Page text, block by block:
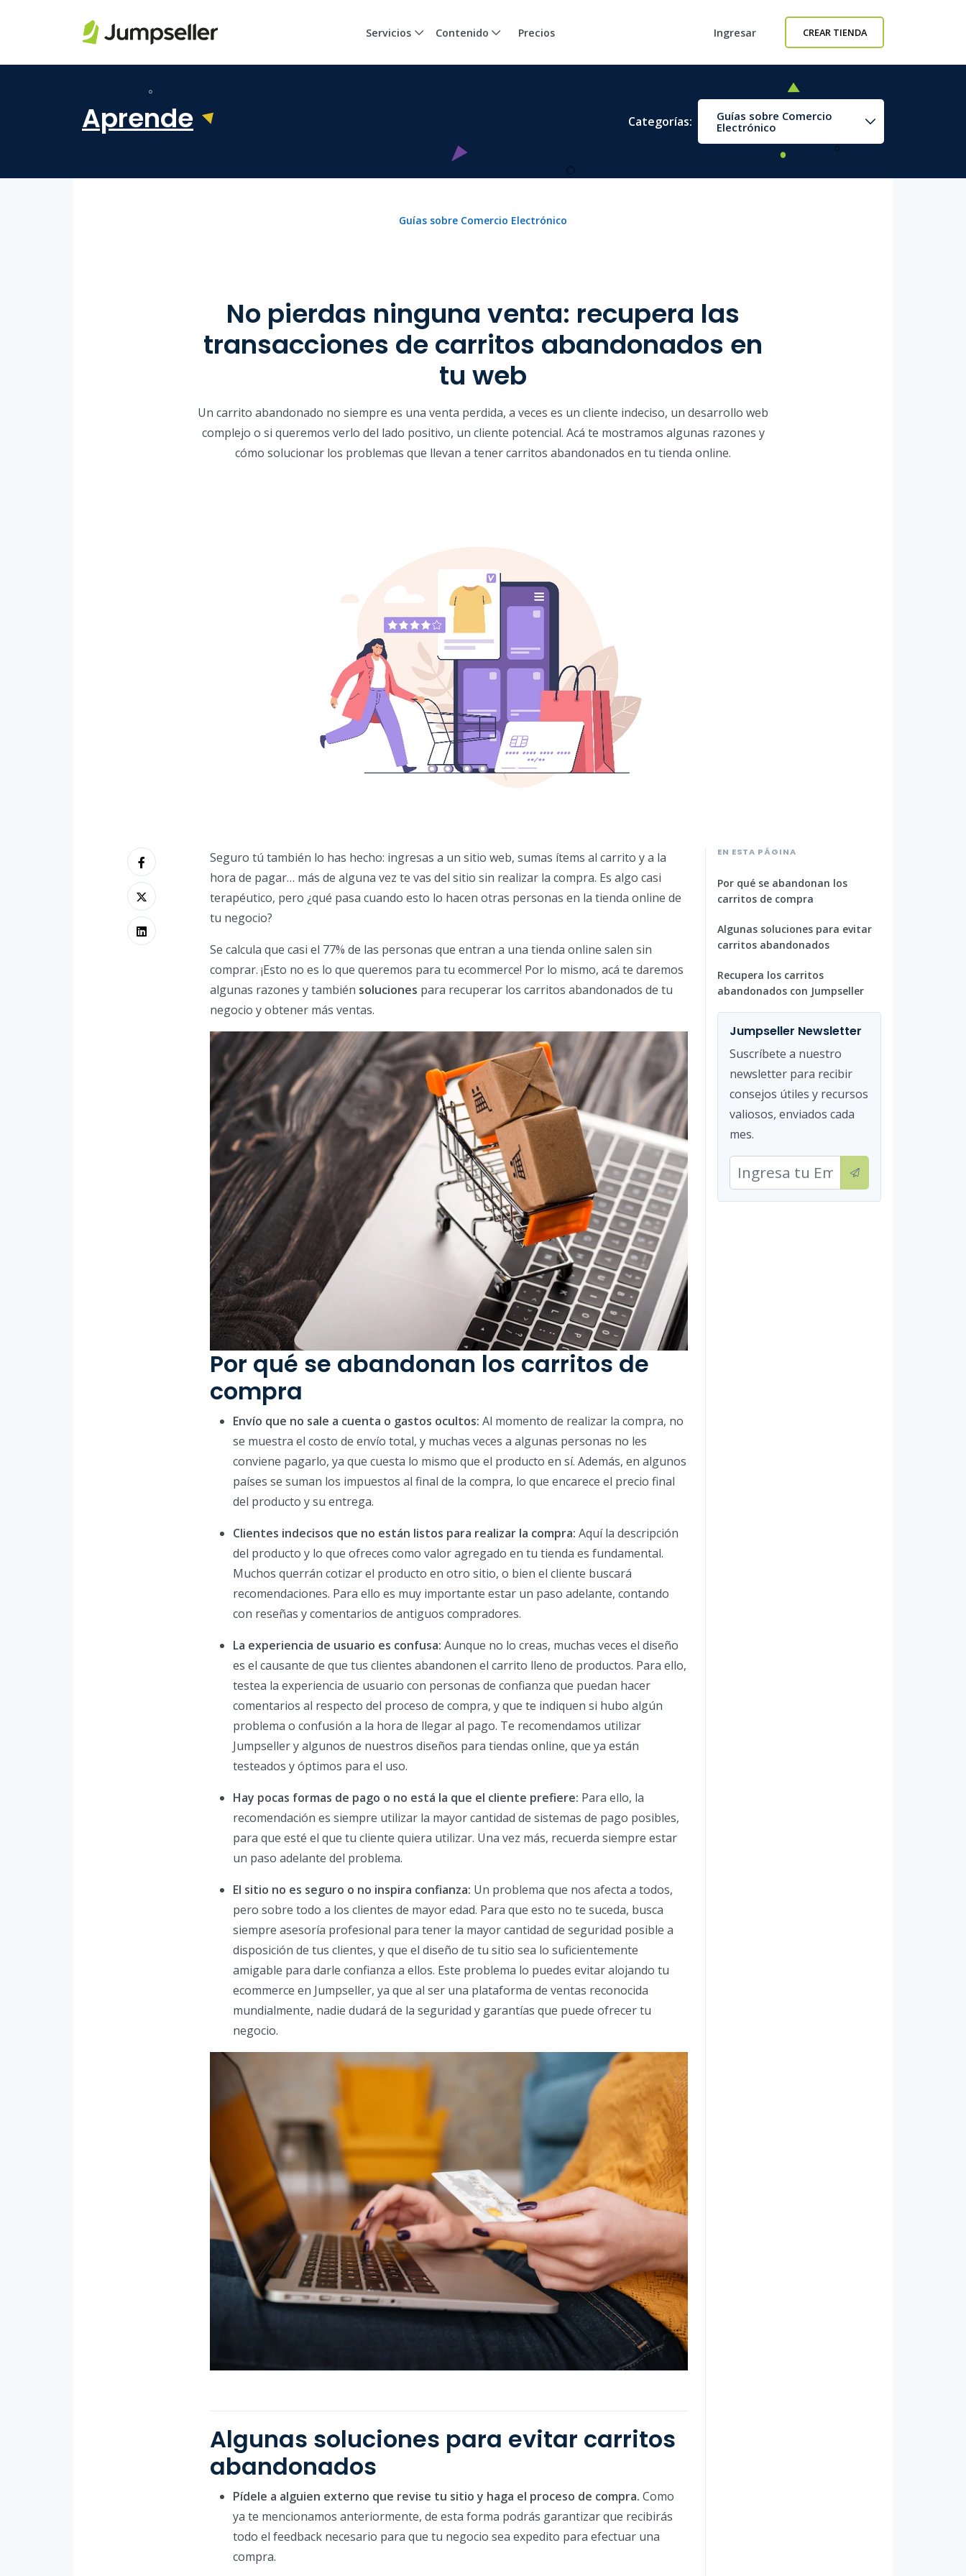
Servicios Contenido Precios Ingresar CREAR TIENDA
Aprende Categorías:
Guías sobre Comercio
Electrónico
Guías sobre Comercio Electrónico
No pierdas ninguna venta: recupera las
transacciones de carritos abandonados en
tu web
Un carrito abandonado no siempre es una venta perdida, a veces es un cliente indeciso, un desarrollo web
complejo o si queremos verlo del lado positivo, un cliente potencial. Acá te mostramos algunas razones y
cómo solucionar los problemas que llevan a tener carritos abandonados en tu tienda online.
Seguro tú también lo has hecho: ingresas a un sitio web, sumas ítems al carrito y a la
hora de pagar… más de alguna vez te vas del sitio sin realizar la compra. Es algo casi
terapéutico, pero ¿qué pasa cuando esto lo hacen otras personas en la tienda online de
tu negocio?
Se calcula que casi el 77% de las personas que entran a una tienda online salen sin
comprar. ¡Esto no es lo que queremos para tu ecommerce! Por lo mismo, acá te daremos
algunas razones y también soluciones para recuperar los carritos abandonados de tu
negocio y obtener más ventas.
Por qué se abandonan los carritos de
compra
Envío que no sale a cuenta o gastos ocultos: Al momento de realizar la compra, no
se muestra el costo de envío total, y muchas veces a algunas personas no les
conviene pagarlo, ya que cuesta lo mismo que el producto en sí. Además, en algunos
países se suman los impuestos al final de la compra, lo que encarece el precio final
del producto y su entrega.
Clientes indecisos que no están listos para realizar la compra: Aquí la descripción
del producto y lo que ofreces como valor agregado en tu tienda es fundamental.
Muchos querrán cotizar el producto en otro sitio, o bien el cliente buscará
recomendaciones. Para ello es muy importante estar un paso adelante, contando
con reseñas y comentarios de antiguos compradores.
La experiencia de usuario es confusa: Aunque no lo creas, muchas veces el diseño
es el causante de que tus clientes abandonen el carrito lleno de productos. Para ello,
testea la experiencia de usuario con personas de confianza que puedan hacer
comentarios al respecto del proceso de compra, y que te indiquen si hubo algún
problema o confusión a la hora de llegar al pago. Te recomendamos utilizar
Jumpseller y algunos de nuestros diseños para tiendas online, que ya están
testeados y óptimos para el uso.
Hay pocas formas de pago o no está la que el cliente prefiere: Para ello, la
recomendación es siempre utilizar la mayor cantidad de sistemas de pago posibles,
para que esté el que tu cliente quiera utilizar. Una vez más, recuerda siempre estar
un paso adelante del problema.
El sitio no es seguro o no inspira confianza: Un problema que nos afecta a todos,
pero sobre todo a los clientes de mayor edad. Para que esto no te suceda, busca
siempre asesoría profesional para tener la mayor cantidad de seguridad posible a
disposición de tus clientes, y que el diseño de tu sitio sea lo suficientemente
amigable para darle confianza a ellos. Este problema lo puedes evitar alojando tu
ecommerce en Jumpseller, ya que al ser una plataforma de ventas reconocida
mundialmente, nadie dudará de la seguridad y garantías que puede ofrecer tu
negocio.
Algunas soluciones para evitar carritos
abandonados
Pídele a alguien externo que revise tu sitio y haga el proceso de compra. Como
ya te mencionamos anteriormente, de esta forma podrás garantizar que recibirás
todo el feedback necesario para que tu negocio sea expedito para efectuar una
compra.
EN ESTA PÁGINA
Por qué se abandonan los
carritos de compra
Algunas soluciones para evitar
carritos abandonados
Recupera los carritos
abandonados con Jumpseller
Jumpseller Newsletter
Suscríbete a nuestro
newsletter para recibir
consejos útiles y recursos
valiosos, enviados cada
mes.